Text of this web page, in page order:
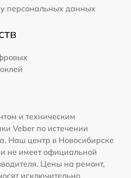
персональных данных
и техническим
Veber по истечении
Наш центр в Новосибирске
не имеет официальной
Цены на ремонт,
исключительно